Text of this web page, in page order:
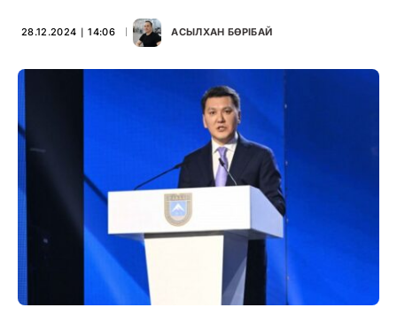
28.12.2024 ∣ 14:06 АСЫЛХАН БӨРІБАЙ